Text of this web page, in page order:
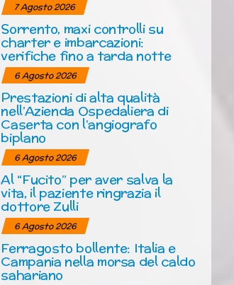
7 Agosto 2026
Sorrento, maxi controlli su
charter e imbarcazioni:
verifiche fino a tarda notte
6 Agosto 2026
Prestazioni di alta qualità
nell’Azienda Ospedaliera di
Caserta con l’angiografo
biplano
6 Agosto 2026
Al “Fucito” per aver salva la
vita, il paziente ringrazia il
dottore Zulli
6 Agosto 2026
Ferragosto bollente: Italia e
Campania nella morsa del caldo
sahariano